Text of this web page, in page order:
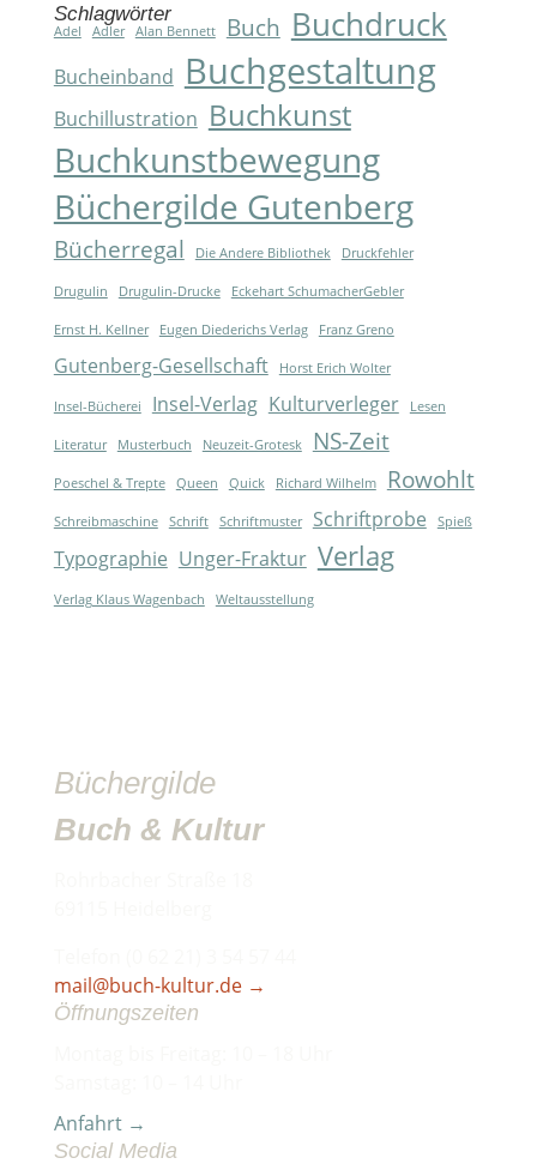
Schlagwörter
Adel Adler Alan Bennett Buch Buchdruck
Bucheinband Buchgestaltung
Buchillustration Buchkunst
Buchkunstbewegung
Büchergilde Gutenberg
Bücherregal Die Andere Bibliothek Druckfehler
Drugulin Drugulin-Drucke Eckehart SchumacherGebler
Ernst H. Kellner Eugen Diederichs Verlag Franz Greno
Gutenberg-Gesellschaft Horst Erich Wolter
Insel-Bücherei Insel-Verlag Kulturverleger Lesen
Literatur Musterbuch Neuzeit-Grotesk NS-Zeit
Poeschel & Trepte Queen Quick Richard Wilhelm Rowohlt
Schreibmaschine Schrift Schriftmuster Schriftprobe Spieß
Typographie Unger-Fraktur Verlag
Verlag Klaus Wagenbach Weltausstellung
Büchergilde
Buch & Kultur
mail@buch-kultur.de→
Öffnungszeiten
Anfahrt →
Social Media